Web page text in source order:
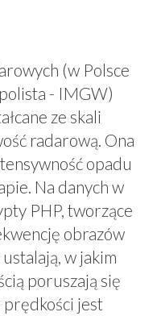
(w Polsce
- IMGW)
ze skali
radarową. Ona
opadu
Na danych w
PHP, tworzące
obrazów
w jakim
poruszają się
jest